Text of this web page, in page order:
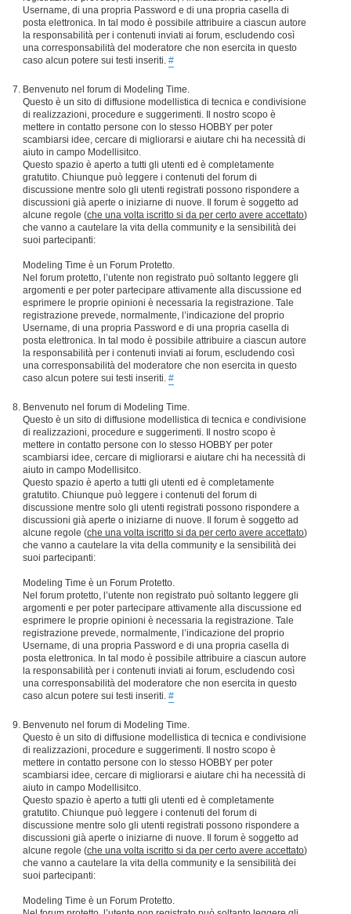
Username, di una propria Password e di una propria casella di
posta elettronica. In tal modo è possibile attribuire a ciascun autore
la responsabilità per i contenuti inviati ai forum, escludendo così
una corresponsabilità del moderatore che non esercita in questo
caso alcun potere sui testi inseriti. #
Benvenuto nel forum di Modeling Time.
Questo è un sito di diffusione modellistica di tecnica e condivisione
di realizzazioni, procedure e suggerimenti. Il nostro scopo è
mettere in contatto persone con lo stesso HOBBY per poter
scambiarsi idee, cercare di migliorarsi e aiutare chi ha necessità di
aiuto in campo Modellisitco.
Questo spazio è aperto a tutti gli utenti ed è completamente
gratutito. Chiunque può leggere i contenuti del forum di
discussione mentre solo gli utenti registrati possono rispondere a
discussioni già aperte o iniziarne di nuove. Il forum è soggetto ad
alcune regole (che una volta iscritto si da per certo avere accettato)
che vanno a cautelare la vita della community e la sensibilità dei
suoi partecipanti:
Modeling Time è un Forum Protetto.
Nel forum protetto, l’utente non registrato può soltanto leggere gli
argomenti e per poter partecipare attivamente alla discussione ed
esprimere le proprie opinioni è necessaria la registrazione. Tale
registrazione prevede, normalmente, l’indicazione del proprio
Username, di una propria Password e di una propria casella di
posta elettronica. In tal modo è possibile attribuire a ciascun autore
la responsabilità per i contenuti inviati ai forum, escludendo così
una corresponsabilità del moderatore che non esercita in questo
caso alcun potere sui testi inseriti. #
Benvenuto nel forum di Modeling Time.
Questo è un sito di diffusione modellistica di tecnica e condivisione
di realizzazioni, procedure e suggerimenti. Il nostro scopo è
mettere in contatto persone con lo stesso HOBBY per poter
scambiarsi idee, cercare di migliorarsi e aiutare chi ha necessità di
aiuto in campo Modellisitco.
Questo spazio è aperto a tutti gli utenti ed è completamente
gratutito. Chiunque può leggere i contenuti del forum di
discussione mentre solo gli utenti registrati possono rispondere a
discussioni già aperte o iniziarne di nuove. Il forum è soggetto ad
alcune regole (che una volta iscritto si da per certo avere accettato)
che vanno a cautelare la vita della community e la sensibilità dei
suoi partecipanti:
Modeling Time è un Forum Protetto.
Nel forum protetto, l’utente non registrato può soltanto leggere gli
argomenti e per poter partecipare attivamente alla discussione ed
esprimere le proprie opinioni è necessaria la registrazione. Tale
registrazione prevede, normalmente, l’indicazione del proprio
Username, di una propria Password e di una propria casella di
posta elettronica. In tal modo è possibile attribuire a ciascun autore
la responsabilità per i contenuti inviati ai forum, escludendo così
una corresponsabilità del moderatore che non esercita in questo
caso alcun potere sui testi inseriti. #
Benvenuto nel forum di Modeling Time.
Questo è un sito di diffusione modellistica di tecnica e condivisione
di realizzazioni, procedure e suggerimenti. Il nostro scopo è
mettere in contatto persone con lo stesso HOBBY per poter
scambiarsi idee, cercare di migliorarsi e aiutare chi ha necessità di
aiuto in campo Modellisitco.
Questo spazio è aperto a tutti gli utenti ed è completamente
gratutito. Chiunque può leggere i contenuti del forum di
discussione mentre solo gli utenti registrati possono rispondere a
discussioni già aperte o iniziarne di nuove. Il forum è soggetto ad
alcune regole (che una volta iscritto si da per certo avere accettato)
che vanno a cautelare la vita della community e la sensibilità dei
suoi partecipanti:
Modeling Time è un Forum Protetto.